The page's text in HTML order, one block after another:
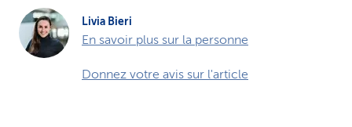
Livia Bieri
En savoir plus sur la personne
Donnez votre avis sur l'article